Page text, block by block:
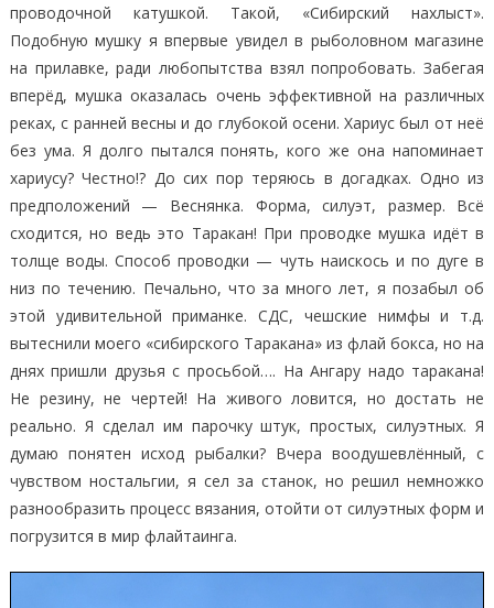
проводочной катушкой. Такой, «Сибирский нахлыст».
Подобную мушку я впервые увидел в рыболовном магазине
на прилавке, ради любопытства взял попробовать. Забегая
вперёд, мушка оказалась очень эффективной на различных
реках, с ранней весны и до глубокой осени. Хариус был от неё
без ума. Я долго пытался понять, кого же она напоминает
хариусу? Честно!? До сих пор теряюсь в догадках. Одно из
предположений — Веснянка. Форма, силуэт, размер. Всё
сходится, но ведь это Таракан! При проводке мушка идёт в
толще воды. Способ проводки — чуть наискось и по дуге в
низ по течению. Печально, что за много лет, я позабыл об
этой удивительной приманке. СДС, чешские нимфы и т.д.
вытеснили моего «сибирского Таракана» из флай бокса, но на
днях пришли друзья с просьбой…. На Ангару надо таракана!
Не резину, не чертей! На живого ловится, но достать не
реально. Я сделал им парочку штук, простых, силуэтных. Я
думаю понятен исход рыбалки? Вчера воодушевлённый, с
чувством ностальгии, я сел за станок, но решил немножко
разнообразить процесс вязания, отойти от силуэтных форм и
погрузится в мир флайтаинга.